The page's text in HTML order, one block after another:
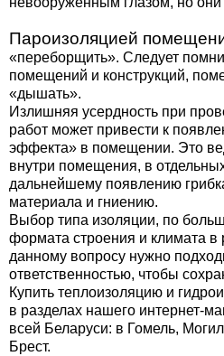
Пароизоляцией
«переборщить». Следует
помещений и конструкций,
«дышать».
Излишняя усердность при
работ может привести к
эффекта» в помещении. Это
внутри помещения, в
дальнейшему появлению
материала и гниению.
Выбор типа изоляции, по
формата строения и климата в
данному вопросу нужно
ответственностью, чтобы
Купить теплоизоляцию и
в разделах нашего интернет-
всей Беларуси: в Гомель,
Брест.